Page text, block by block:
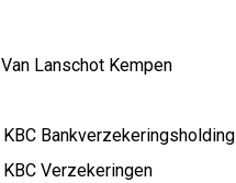
Van Lanschot Kempen
KBC Bankverzekeringsholding
KBC Verzekeringen